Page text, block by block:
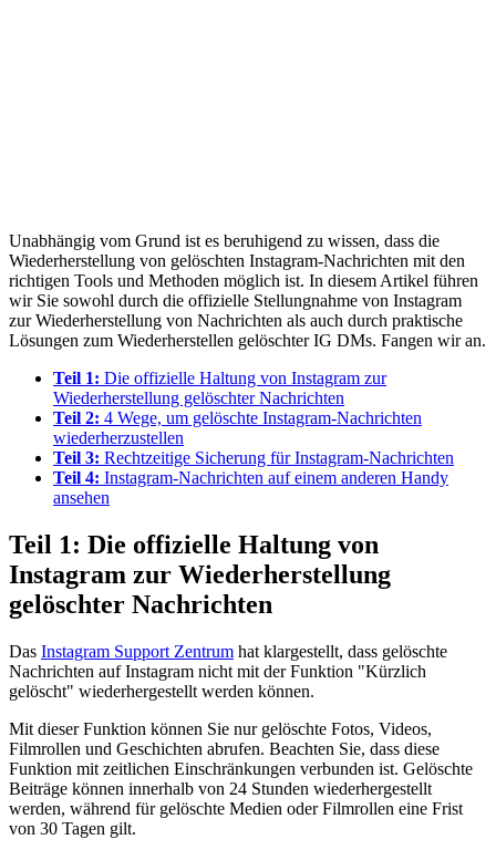
Unabhängig vom Grund ist es beruhigend zu wissen, dass die
Wiederherstellung von gelöschten Instagram-Nachrichten mit den
richtigen Tools und Methoden möglich ist. In diesem Artikel führen
wir Sie sowohl durch die offizielle Stellungnahme von Instagram
zur Wiederherstellung von Nachrichten als auch durch praktische
Lösungen zum Wiederherstellen gelöschter IG DMs. Fangen wir an.
Teil 1: Die offizielle Haltung von Instagram zur
Wiederherstellung gelöschter Nachrichten
Teil 2: 4 Wege, um gelöschte Instagram-Nachrichten
wiederherzustellen
Teil 3: Rechtzeitige Sicherung für Instagram-Nachrichten
Teil 4: Instagram-Nachrichten auf einem anderen Handy
ansehen
Teil 1: Die offizielle Haltung von
Instagram zur Wiederherstellung
gelöschter Nachrichten
Das Instagram Support Zentrum hat klargestellt, dass gelöschte
Nachrichten auf Instagram nicht mit der Funktion "Kürzlich
gelöscht" wiederhergestellt werden können.
Mit dieser Funktion können Sie nur gelöschte Fotos, Videos,
Filmrollen und Geschichten abrufen. Beachten Sie, dass diese
Funktion mit zeitlichen Einschränkungen verbunden ist. Gelöschte
Beiträge können innerhalb von 24 Stunden wiederhergestellt
werden, während für gelöschte Medien oder Filmrollen eine Frist
von 30 Tagen gilt.